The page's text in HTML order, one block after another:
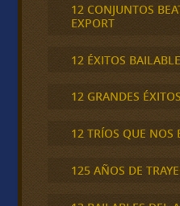
12 CONJUNTOS
EXPORT
12 ÉXITOS
12 GRANDES ÉXITOS
12 TRÍOS QUE NOS
125 AÑOS DE